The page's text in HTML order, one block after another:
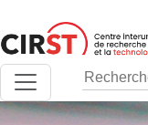
au
contenu